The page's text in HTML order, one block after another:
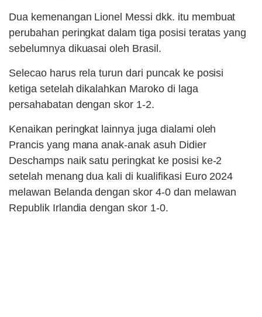
Dua kemenangan Lionel Messi dkk. itu membuat
perubahan peringkat dalam tiga posisi teratas yang
sebelumnya dikuasai oleh Brasil.
Selecao harus rela turun dari puncak ke posisi
ketiga setelah dikalahkan Maroko di laga
persahabatan dengan skor 1-2.
Kenaikan peringkat lainnya juga dialami oleh
Prancis yang mana anak-anak asuh Didier
Deschamps naik satu peringkat ke posisi ke-2
setelah menang dua kali di kualifikasi Euro 2024
melawan Belanda dengan skor 4-0 dan melawan
Republik Irlandia dengan skor 1-0.